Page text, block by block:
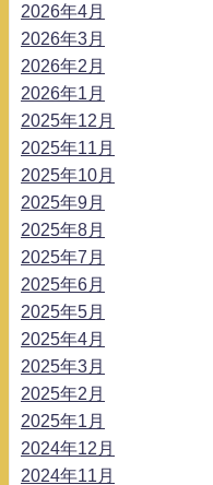
2026年4月
2026年3月
2026年2月
2026年1月
2025年12月
2025年11月
2025年10月
2025年9月
2025年8月
2025年7月
2025年6月
2025年5月
2025年4月
2025年3月
2025年2月
2025年1月
2024年12月
2024年11月